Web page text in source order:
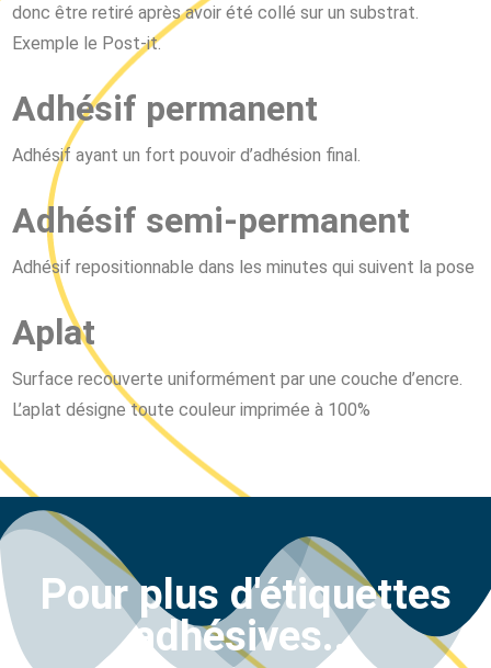
donc être retiré après avoir été collé sur un substrat.
Exemple le Post-it.
Adhésif permanent
Adhésif ayant un fort pouvoir d’adhésion final.
Adhésif semi-permanent
Adhésif repositionnable dans les minutes qui suivent la pose
Aplat
Surface recouverte uniformément par une couche d’encre.
L’aplat désigne toute couleur imprimée à 100%
Pour plus d'étiquettes
adhésives...